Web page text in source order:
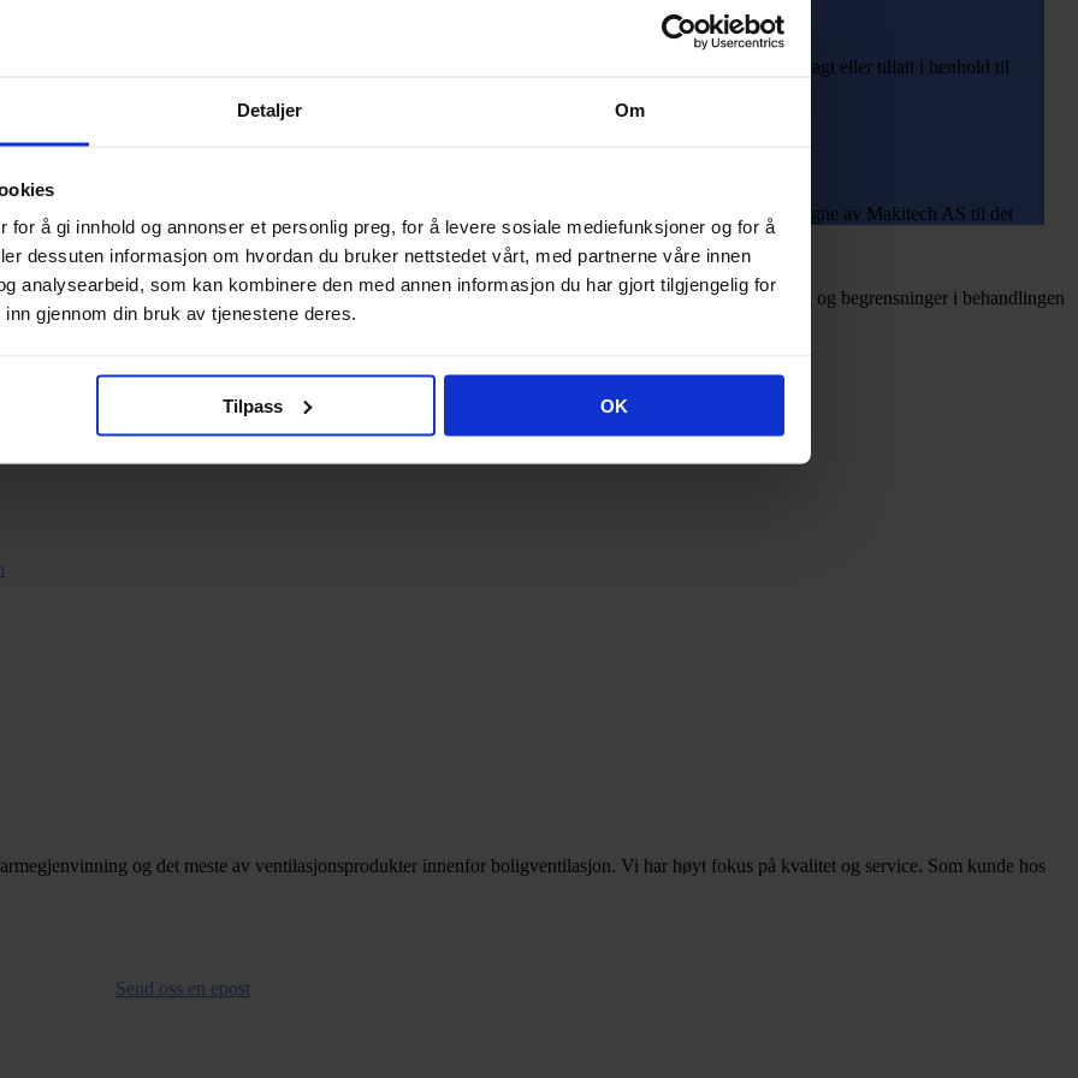
Detaljer Om
for å gi innhold og annonser et personlig preg, for å levere sosiale mediefunksjoner og for å
dessuten informasjon om hvordan du bruker nettstedet vårt, med partnerne våre innen
analysearbeid, som kan kombinere den med annen informasjon du har gjort tilgjengelig for
gjennom din bruk av tjenestene deres.
Tilpass OK
de formålene som er angitt i denne Personvernerklæring, med mindre en lengre lagringsperiode er pålagt eller tillatt i henhold til
og distribusjon av nyhetsbrev. Disse underleverandørene kan behandle personopplysninger på vegne av Makitech AS til det
og i henhold til signert databehandleravtale.
som vi behandler om deg og hvordan de behandles. Du kan også kreve retting, sletting og begrensninger i behandlingen
til enhver tid trekke ditt samtykke tilbake ved å
og det meste av ventilasjonsprodukter innenfor boligventilasjon. Vi har høyt fokus på kvalitet og service. Som kunde hos
Send oss en epost